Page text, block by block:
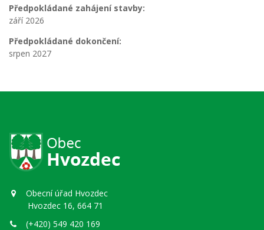
Předpokládané zahájení stavby:
září 2026
Předpokládané dokončení:
srpen 2027
Obecní úřad Hvozdec
Hvozdec 16, 664 71
(+420) 549 420 169